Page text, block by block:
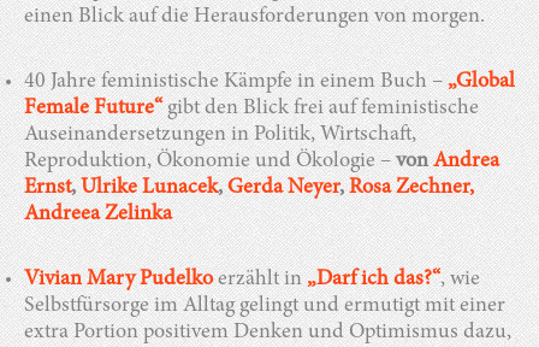
einen Blick auf die Herausforderungen von morgen.
40 Jahre feministische Kämpfe in einem Buch –„Global
Female Future“gibt den Blick frei auf feministische
Auseinandersetzungen in Politik, Wirtschaft,
Reproduktion, Ökonomie und Ökologie –vonAndrea
Ernst,Ulrike Lunacek,Gerda Neyer,Rosa Zechner,
Andreea Zelinka
Vivian Mary Pudelkoerzählt in„Darf ich das?“, wie
Selbstfürsorge im Alltag gelingt und ermutigt mit einer
extra Portion positivem Denken und Optimismus dazu,